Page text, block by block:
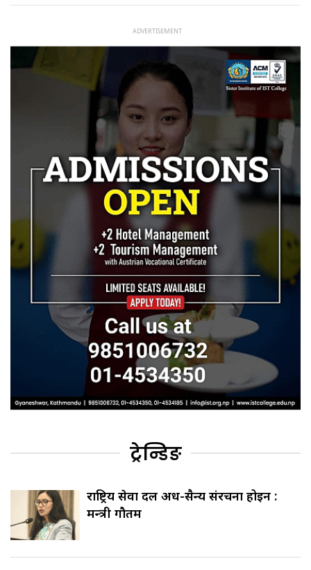
ट्रेन्डिङ
राष्ट्रिय सेवा दल अर्ध-सैन्य संरचना होइन :
मन्त्री गौतम